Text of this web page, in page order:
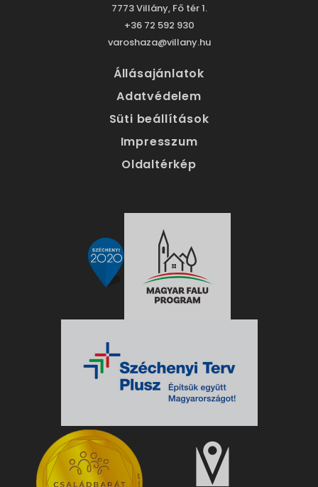
7773 Villány, Fő tér 1.
+36 72 592 930
varoshaza@villany.hu
Állásajánlatok
Adatvédelem
Süti beállítások
Impresszum
Oldaltérkép